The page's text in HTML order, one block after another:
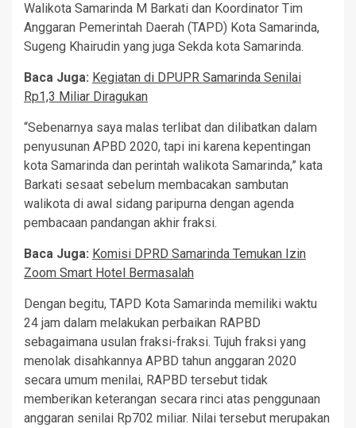
Walikota Samarinda M Barkati dan Koordinator Tim
Anggaran Pemerintah Daerah (TAPD) Kota Samarinda,
Sugeng Khairudin yang juga Sekda kota Samarinda.
Baca Juga: Kegiatan di DPUPR Samarinda Senilai
Rp1,3 Miliar Diragukan
“Sebenarnya saya malas terlibat dan dilibatkan dalam
penyusunan APBD 2020, tapi ini karena kepentingan
kota Samarinda dan perintah walikota Samarinda,” kata
Barkati sesaat sebelum membacakan sambutan
walikota di awal sidang paripurna dengan agenda
pembacaan pandangan akhir fraksi.
Baca Juga: Komisi DPRD Samarinda Temukan Izin
Zoom Smart Hotel Bermasalah
Dengan begitu, TAPD Kota Samarinda memiliki waktu
24 jam dalam melakukan perbaikan RAPBD
sebagaimana usulan fraksi-fraksi. Tujuh fraksi yang
menolak disahkannya APBD tahun anggaran 2020
secara umum menilai, RAPBD tersebut tidak
memberikan keterangan secara rinci atas penggunaan
anggaran senilai Rp702 miliar. Nilai tersebut merupakan